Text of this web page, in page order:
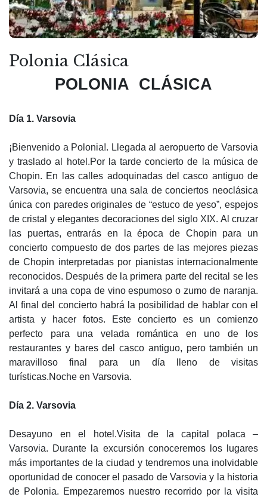
Polonia Clásica
POLONIA CLÁSICA
Día 1. Varsovia
¡Bienvenido a Polonia!. Llegada al aeropuerto de Varsovia
y traslado al hotel.Por la tarde concierto de la música de
Chopin. En las calles adoquinadas del casco antiguo de
Varsovia, se encuentra una sala de conciertos neoclásica
única con paredes originales de “estuco de yeso”, espejos
de cristal y elegantes decoraciones del siglo XIX. Al cruzar
las puertas, entrarás en la época de Chopin para un
concierto compuesto de dos partes de las mejores piezas
de Chopin interpretadas por pianistas internacionalmente
reconocidos. Después de la primera parte del recital se les
invitará a una copa de vino espumoso o zumo de naranja.
Al final del concierto habrá la posibilidad de hablar con el
artista y hacer fotos. Este concierto es un comienzo
perfecto para una velada romántica en uno de los
restaurantes y bares del casco antiguo, pero también un
maravilloso final para un día lleno de visitas
turísticas.Noche en Varsovia.
Día 2. Varsovia
Desayuno en el hotel.Visita de la capital polaca –
Varsovia. Durante la excursión conoceremos los lugares
más importantes de la ciudad y tendremos una inolvidable
oportunidad de conocer el pasado de Varsovia y la historia
de Polonia. Empezaremos nuestro recorrido por la visita